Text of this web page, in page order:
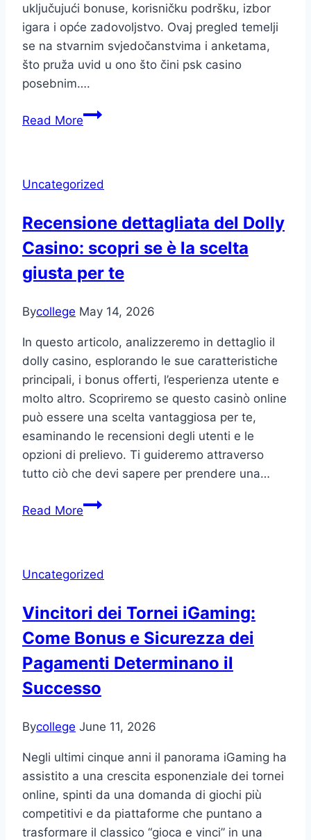
uključujući bonuse, korisničku podršku, izbor
igara i opće zadovoljstvo. Ovaj pregled temelji
se na stvarnim svjedočanstvima i anketama,
što pruža uvid u ono što čini psk casino
posebnim….
Read MoreKoje
u
casinu
u
na
Uncategorized
Recensione dettagliata del Dolly
Casino: scopri se è la scelta
giusta per te
Bycollege May 14, 2026
In questo articolo, analizzeremo in dettaglio il
dolly casino, esplorando le sue caratteristiche
principali, i bonus offerti, l’esperienza utente e
molto altro. Scopriremo se questo casinò online
può essere una scelta vantaggiosa per te,
esaminando le recensioni degli utenti e le
opzioni di prelievo. Ti guideremo attraverso
tutto ciò che devi sapere per prendere una…
Read MoreRecensione
Casino:
se
è
scelta
giusta
te
Uncategorized
Vincitori dei Tornei iGaming:
Come Bonus e Sicurezza dei
Pagamenti Determinano il
Successo
Bycollege June 11, 2026
Negli ultimi cinque anni il panorama iGaming ha
assistito a una crescita esponenziale dei tornei
online, spinti da una domanda di giochi più
competitivi e da piattaforme che puntano a
trasformare il classico “gioca e vinci” in una